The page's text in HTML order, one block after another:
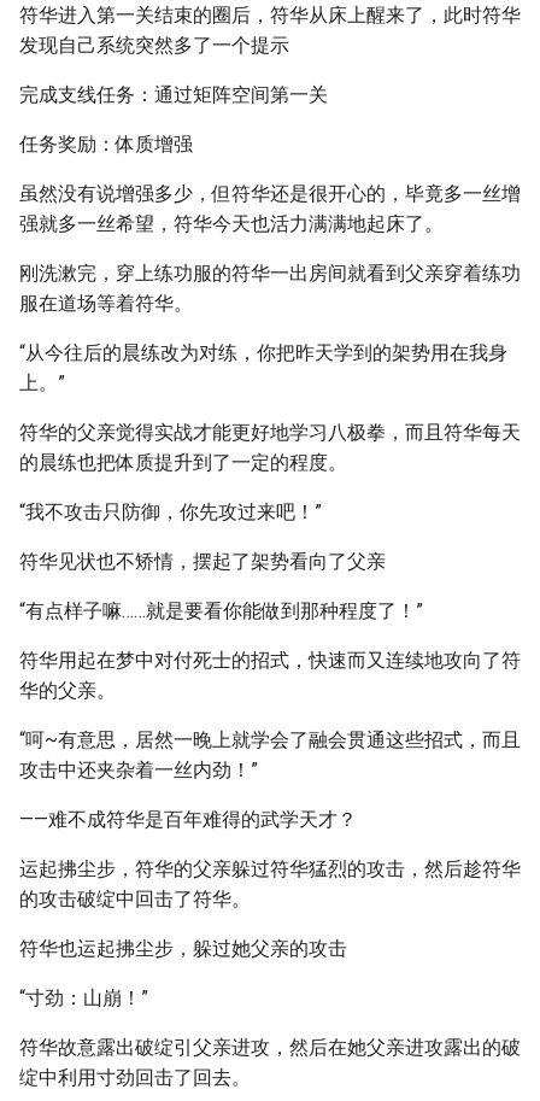
符华进入第一关结束的圈后，符华从床上醒来了，此时符华
发现自己系统突然多了一个提示
完成支线任务：通过矩阵空间第一关
任务奖励：体质增强
虽然没有说增强多少，但符华还是很开心的，毕竟多一丝增
强就多一丝希望，符华今天也活力满满地起床了。
刚洗漱完，穿上练功服的符华一出房间就看到父亲穿着练功
服在道场等着符华。
“从今往后的晨练改为对练，你把昨天学到的架势用在我身
上。”
符华的父亲觉得实战才能更好地学习八极拳，而且符华每天
的晨练也把体质提升到了一定的程度。
“我不攻击只防御，你先攻过来吧！”
符华见状也不矫情，摆起了架势看向了父亲
“有点样子嘛……就是要看你能做到那种程度了！”
符华用起在梦中对付死士的招式，快速而又连续地攻向了符
华的父亲。
“呵~有意思，居然一晚上就学会了融会贯通这些招式，而且
攻击中还夹杂着一丝内劲！”
——难不成符华是百年难得的武学天才？
运起拂尘步，符华的父亲躲过符华猛烈的攻击，然后趁符华
的攻击破绽中回击了符华。
符华也运起拂尘步，躲过她父亲的攻击
“寸劲：山崩！”
符华故意露出破绽引父亲进攻，然后在她父亲进攻露出的破
绽中利用寸劲回击了回去。